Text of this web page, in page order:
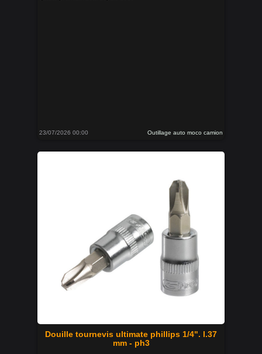
23/07/2026 00:00 Outillage auto moco camion
Douille tournevis ultimate phillips 1/4". l.37
mm - ph3